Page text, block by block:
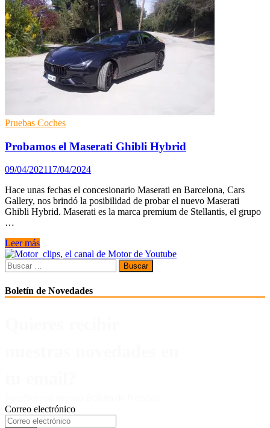
Pruebas Coches
Probamos el Maserati Ghibli Hybrid
09/04/202117/04/2024
Hace unas fechas el concesionario Maserati en Barcelona, Cars
Gallery, nos brindó la posibilidad de probar el nuevo Maserati
Ghibli Hybrid. Maserati es la marca premium de Stellantis, el grupo
…
Probamos
el
Maserati
Ghibli
Hybrid
Leer más
Buscar:
Boletín de Novedades
Correo electrónico